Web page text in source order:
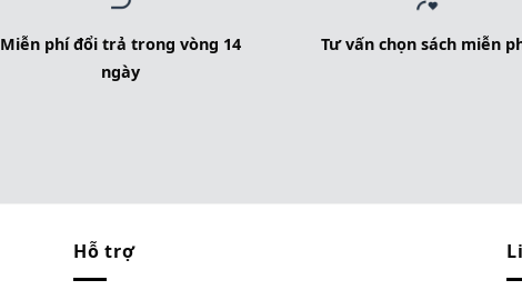
Miễn phí đổi trả trong vòng 14
ngày
Tư vấn chọn sách miễn
Hỗ trợ